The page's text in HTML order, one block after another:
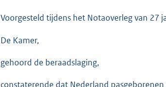
o
Voorgesteld tijdens het Notaoverleg van 27
De Kamer,
gehoord de beraadslaging,
constaterende dat Nederland